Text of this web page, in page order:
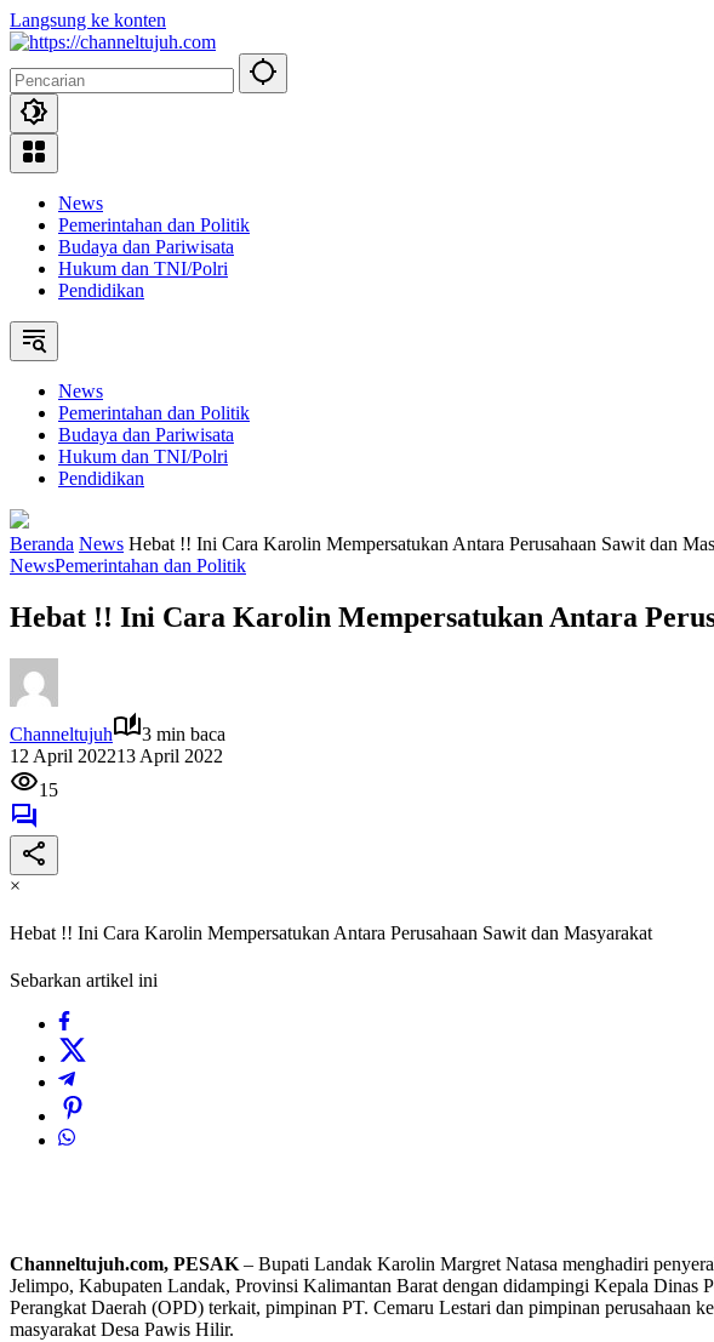
Langsung ke konten
News
Pemerintahan dan Politik
Budaya dan Pariwisata
Hukum dan TNI/Polri
Pendidikan
News
Pemerintahan dan Politik
Budaya dan Pariwisata
Hukum dan TNI/Polri
Pendidikan
Beranda News Hebat !! Ini Cara Karolin Mempersatukan Antara Perusahaan Sawit dan
NewsPemerintahan dan Politik
Hebat !! Ini Cara Karolin Mempersatukan Antara
Channeltujuh
3 min baca
12 April 202213 April 2022
15
×
Hebat !! Ini Cara Karolin Mempersatukan Antara Perusahaan Sawit dan Masyarakat
Sebarkan artikel ini
Channeltujuh.com, PESAK – Bupati Landak Karolin Margret Natasa menghadiri
Jelimpo, Kabupaten Landak, Provinsi Kalimantan Barat dengan didampingi Kepala
Perangkat Daerah (OPD) terkait, pimpinan PT. Cemaru Lestari dan pimpinan
masyarakat Desa Pawis Hilir.